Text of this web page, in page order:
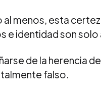
al menos, esta
identidad son solo
de la herencia
falso.